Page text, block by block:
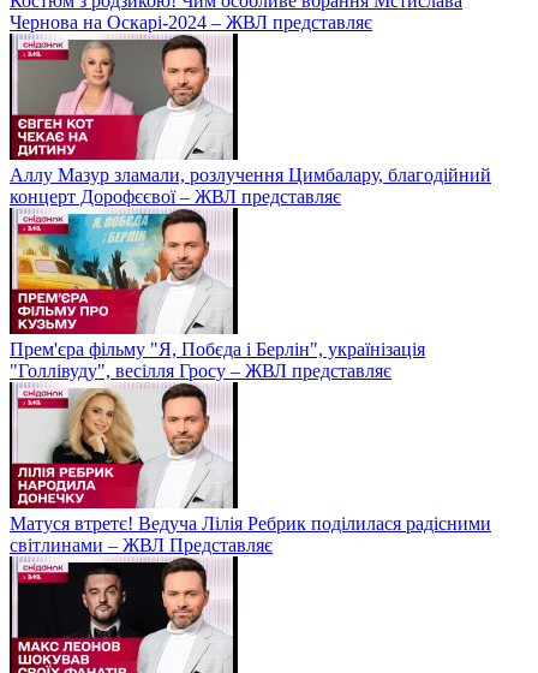
Чернова на Оскарі-2024 – ЖВЛ представляє
Аллу Мазур зламали, розлучення Цимбалару, благодійний
концерт Дорофєєвої – ЖВЛ представляє
Прем'єра фільму "Я, Побєда і Берлін", українізація
"Голлівуду", весілля Гросу – ЖВЛ представляє
Матуся втретє! Ведуча Лілія Ребрик поділилася радісними
світлинами – ЖВЛ Представляє